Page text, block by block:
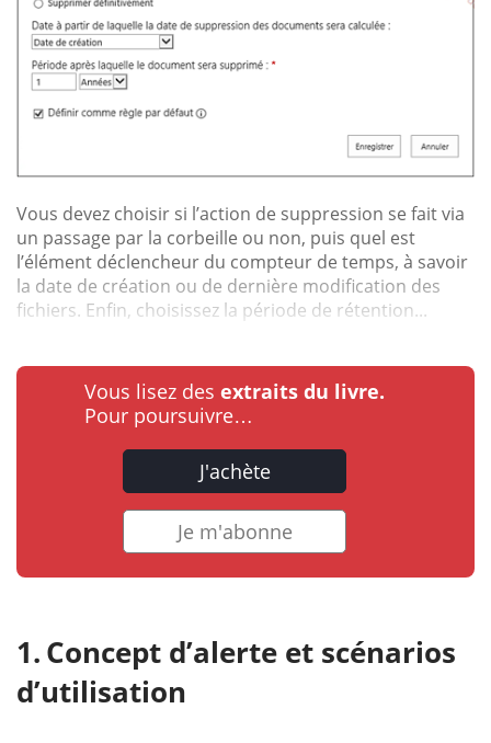
Vous devez choisir si l’action de suppression se fait via
un passage par la corbeille ou non, puis quel est
l’élément déclencheur du compteur de temps, à savoir
la date de création ou de dernière modification des
fichiers. Enfin, choisissez la période de rétention...
Vous lisez des extraits du livre.
Pour poursuivre…
J'achète
Je m'abonne
Concept d’alerte et scénarios
d’utilisation